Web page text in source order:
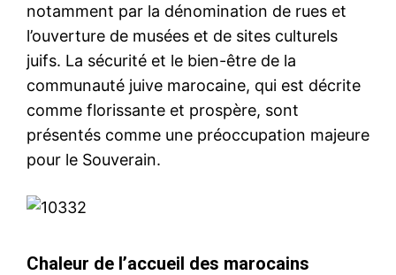
notamment par la dénomination de rues et
l’ouverture de musées et de sites culturels
juifs. La sécurité et le bien-être de la
communauté juive marocaine, qui est décrite
comme florissante et prospère, sont
présentés comme une préoccupation majeure
pour le Souverain.
Chaleur de l’accueil des marocains